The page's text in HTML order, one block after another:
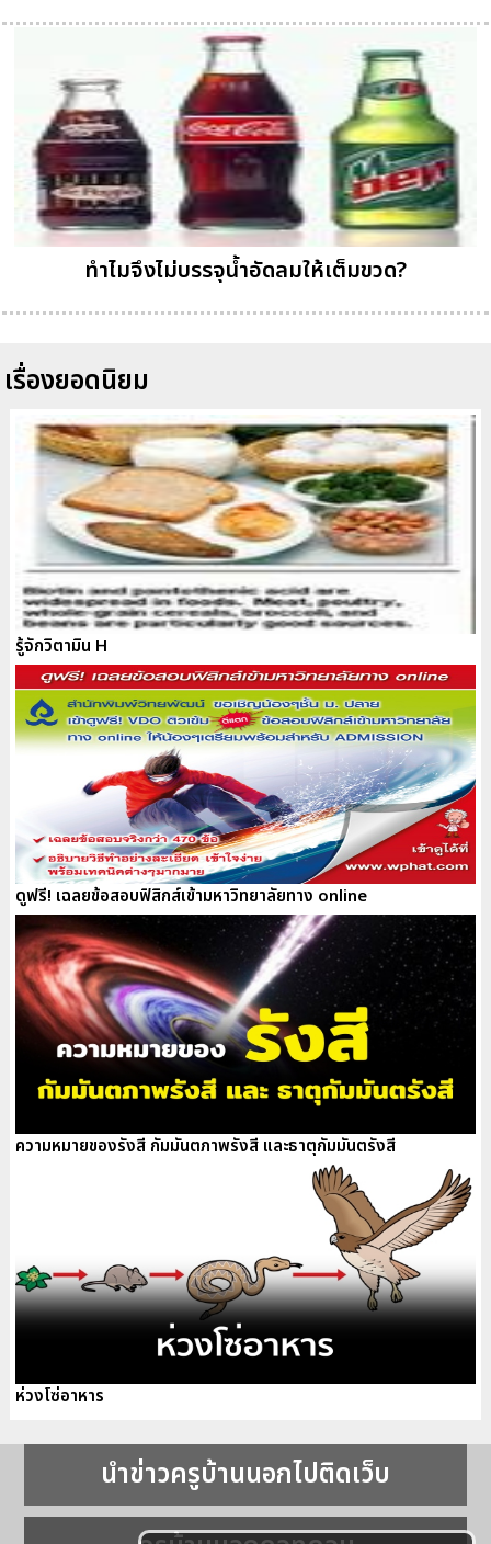
ทำไมจึงไม่บรรจุน้ำอัดลมให้เต็มขวด?
เรื่องยอดนิยม
รู้จักวิตามิน H
ดูฟรี! เฉลยข้อสอบฟิสิกส์เข้ามหาวิทยาลัยทาง online
ความหมายของรังสี กัมมันตภาพรังสี และธาตุกัมมันตรังสี
ห่วงโซ่อาหาร
นำข่าวครูบ้านนอกไปติดเว็บ